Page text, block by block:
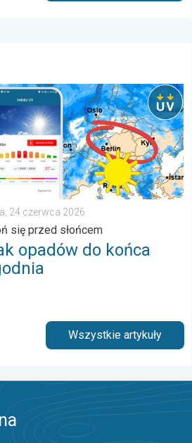
punktu rosy. . . poniedziałek, 6 lipca
opadów do końca tygodnia. Chroń
24 czerwca 2026
się przed słońcem
opadów do końca
Wszystkie artykuły